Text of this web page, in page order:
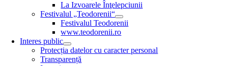
La Izvoarele Înţelepciunii
Festivalul „Teodorenii“
Festivalul Teodorenii
www.teodorenii.ro
Interes public
Protecția datelor cu caracter personal
Transparență